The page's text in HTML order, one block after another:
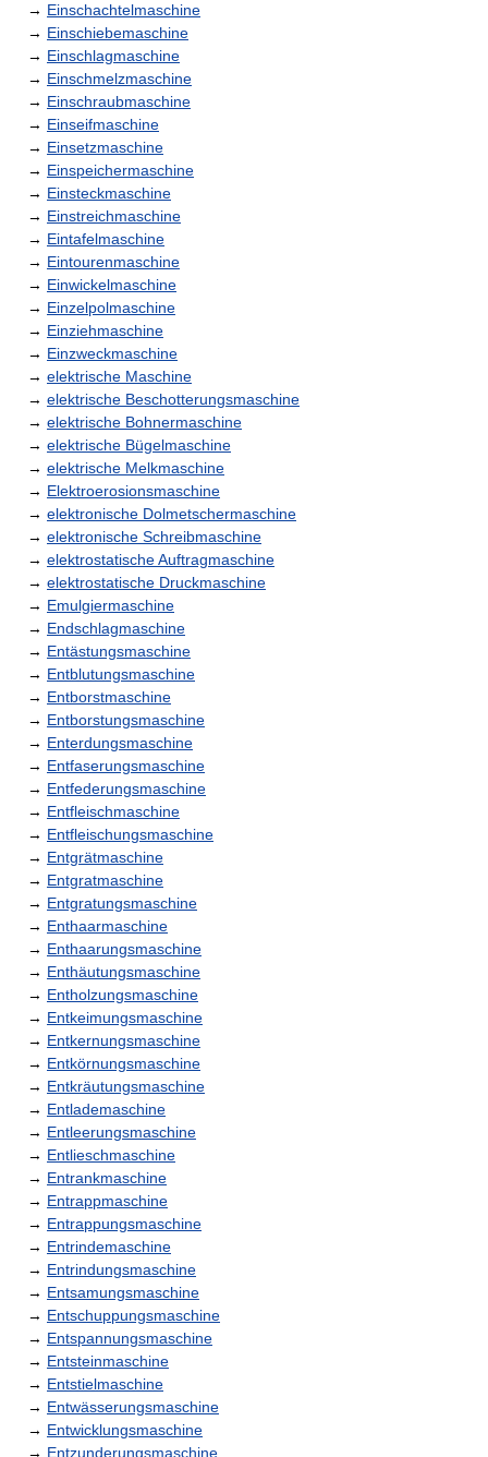
→ Einschachtelmaschine
→ Einschiebemaschine
→ Einschlagmaschine
→ Einschmelzmaschine
→ Einschraubmaschine
→ Einseifmaschine
→ Einsetzmaschine
→ Einspeichermaschine
→ Einsteckmaschine
→ Einstreichmaschine
→ Eintafelmaschine
→ Eintourenmaschine
→ Einwickelmaschine
→ Einzelpolmaschine
→ Einziehmaschine
→ Einzweckmaschine
→ elektrische Maschine
→ elektrische Beschotterungsmaschine
→ elektrische Bohnermaschine
→ elektrische Bügelmaschine
→ elektrische Melkmaschine
→ Elektroerosionsmaschine
→ elektronische Dolmetschermaschine
→ elektronische Schreibmaschine
→ elektrostatische Auftragmaschine
→ elektrostatische Druckmaschine
→ Emulgiermaschine
→ Endschlagmaschine
→ Entästungsmaschine
→ Entblutungsmaschine
→ Entborstmaschine
→ Entborstungsmaschine
→ Enterdungsmaschine
→ Entfaserungsmaschine
→ Entfederungsmaschine
→ Entfleischmaschine
→ Entfleischungsmaschine
→ Entgrätmaschine
→ Entgratmaschine
→ Entgratungsmaschine
→ Enthaarmaschine
→ Enthaarungsmaschine
→ Enthäutungsmaschine
→ Entholzungsmaschine
→ Entkeimungsmaschine
→ Entkernungsmaschine
→ Entkörnungsmaschine
→ Entkräutungsmaschine
→ Entlademaschine
→ Entleerungsmaschine
→ Entlieschmaschine
→ Entrankmaschine
→ Entrappmaschine
→ Entrappungsmaschine
→ Entrindemaschine
→ Entrindungsmaschine
→ Entsamungsmaschine
→ Entschuppungsmaschine
→ Entspannungsmaschine
→ Entsteinmaschine
→ Entstielmaschine
→ Entwässerungsmaschine
→ Entwicklungsmaschine
→ Entzunderungsmaschine